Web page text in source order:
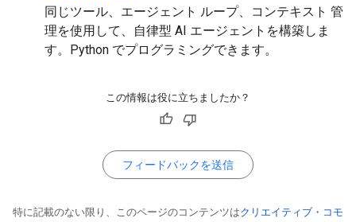
同じツール、エージェント ループ、コンテキスト 管
理を使用して、自律型 AI エージェントを構築しま
す。Python でプログラミングできます。
この情報は役に立ちましたか？
フィードバックを送信
特に記載のない限り、このページのコンテンツはクリエイティブ・コモ